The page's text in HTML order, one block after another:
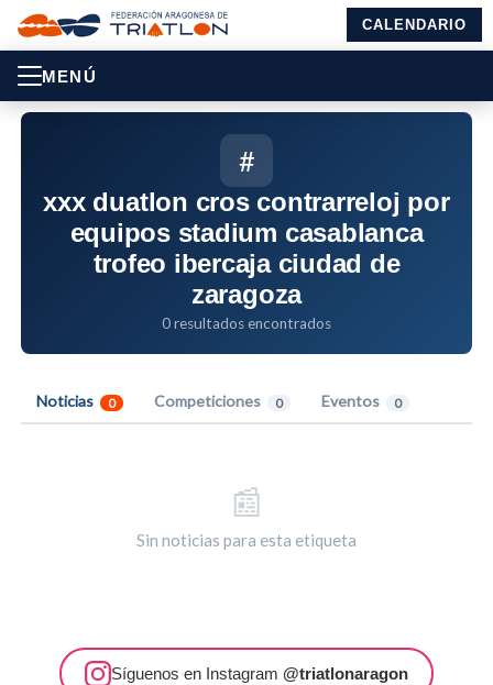
CALENDARIO
MENÚ
#
xxx duatlon cros contrarreloj por
equipos stadium casablanca
trofeo ibercaja ciudad de
zaragoza
0 resultados encontrados
Noticias 0 Competiciones 0 Eventos 0
📰
Sin noticias para esta etiqueta
Síguenos en Instagram @triatlonaragon